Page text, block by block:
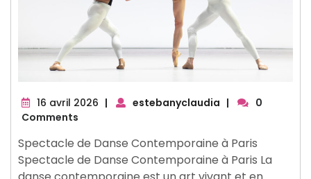
16 avril 2026 16| estebanyclaudia |
0
Comments
Spectacle de Danse Contemporaine à Paris
Spectacle de Danse Contemporaine à Paris La